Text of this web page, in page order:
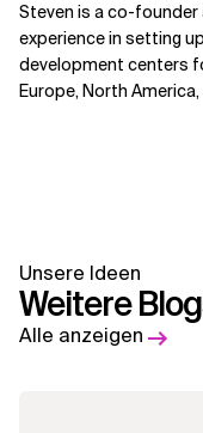
Steven is a co-founder
experience in setting
development centers
Europe, North
Unsere Ideen
Weitere
Alle anzeigen